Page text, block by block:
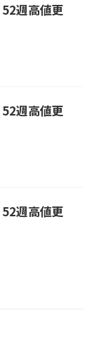
週高値更
週高値更
週高値更